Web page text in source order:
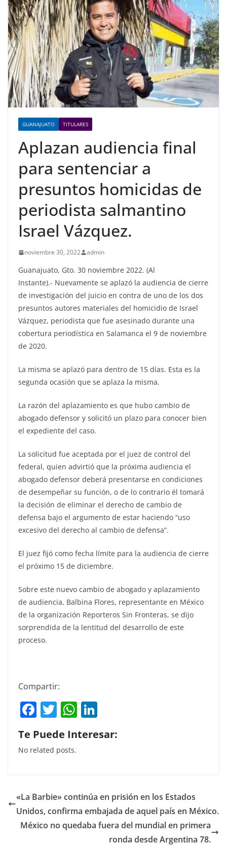
GUANAJUATO TITULARES
Aplazan audiencia final
para sentenciar a
presuntos homicidas de
periodista salmantino
Israel Vázquez.
noviembre 30, 2022 admin
Guanajuato, Gto. 30 noviembre 2022. (Al
Instante).- Nuevamente se aplazó la audiencia de cierre
de investigación del juicio en contra de uno de los dos
presuntos autores materiales del homicidio de Israel
Vázquez, periodista que fue asesinado durante una
cobertura periodística en Salamanca el 9 de noviembre
de 2020.
La misma se aplazó para dentro de 15 días. Esta es la
segunda ocasión que se aplaza la misma.
La razón del aplazamiento es que hubo cambio de
abogado defensor y solicitó un plazo para conocer bien
el expediente del caso.
La solicitud fue aceptada por el juez de control del
federal, quien advirtió que la próxima audiencia el
abogado defensor deberá presentarse en condiciones
de desempeñar su función, o de lo contrario él tomará
la decisión de eliminar el derecho de cambio de
defensa bajo el argumento de estar haciendo “uso
excesivo del derecho al cambio de defensa”.
El juez fijó como fecha límite para la audiencia de cierre
el próximo 15 de diciembre.
Sobre este nuevo cambio de abogado y aplazamiento
de audiencia, Balbina Flores, representante en México
de la organización Reporteros Sin Fronteras, se dijo
sorprendida de la lentitud del desarrollo de este
proceso.
Compartir:
F
a
c
e
o
o
k
T
w
itt
er
W
h
at
p
p
k
n
Te Puede Interesar:
No related posts.
«La Barbie» continúa en prisión en los Estados
Unidos, confirma embajada de aquel país en México.
México no quedaba fuera del mundial en primera
ronda desde Argentina 78.